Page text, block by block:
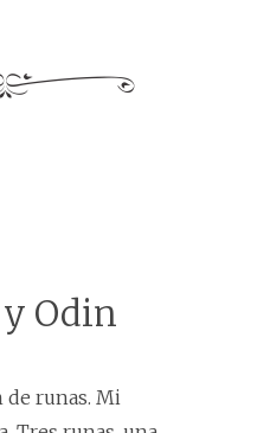
Odin
de runas. Mi